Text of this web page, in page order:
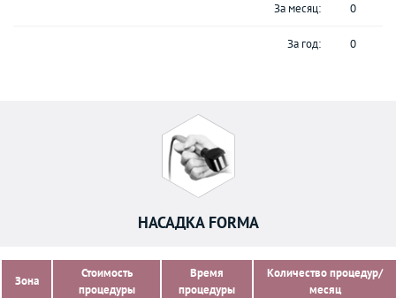
За месяц: 0
За год: 0
НАСАДКА FORMA
Зона
Стоимость
процедуры
Время
процедуры
Количество процедур/
месяц